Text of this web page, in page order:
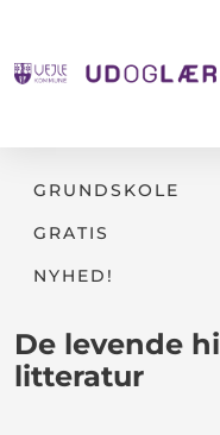
GRUNDSKOLE
GRATIS
NYHED!
De levende
litteratur